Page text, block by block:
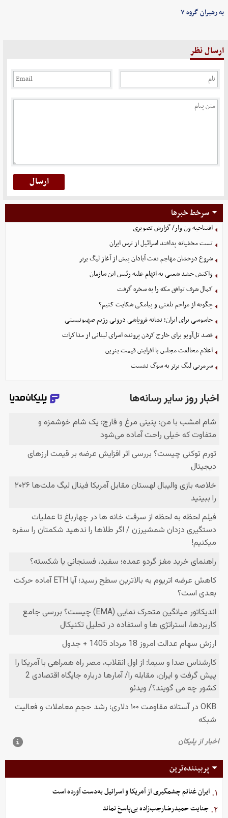
به رهبران گروه ۷
ارسال نظر
سرخط خبرها
افتتاحیه ون وار/ گزارش تصویری
تست مخفیانه پدافند اسرائیل از ترس ایران
شروع درخشان مهاجم نفت آبادان پیش از آغاز لیگ برتر
واکنش حشد شعبی به اتهام‌ علیه رئیس این سازمان
کمال شرف توافق مکه را به سخره گرفت
چگونه از مزاحم تلفنی و پیامکی شکایت کنیم؟
جاسوسی برای ایران؛ نشانه فروپاشی درونی رژیم صهیونیستی
قصد تل‌آویو برای خارج کردن پرونده اسرای لبنانی از مذاکرات
اعلام مخالفت مجلس با افزایش قیمت بنزین
سرمربی لیگ برتر به سوگ نشست
پربیننده‌ترین
۱. ایران غنائم چشمگیری از آمریکا و اسرائیل به‌دست آورده است
۲. جنایت حمیدرضارجب‌زاده بی‌پاسخ نماند